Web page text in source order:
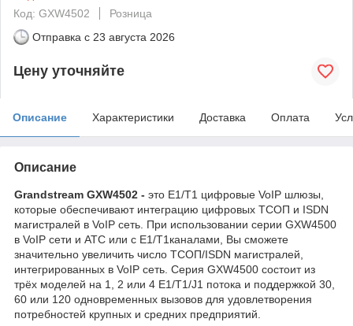
Код: GXW4502
Розница
Отправка с 23 августа 2026
Цену уточняйте
Описание Характеристики Доставка Оплата
Описание
Grandstream GXW4502 - это E1/T1 цифровые VoIP шлюзы,
которые обеспечивают интеграцию цифровых ТСОП и ISDN
магистралей в VoIP сеть. При использовании серии GXW4500
в VoIP сети и АТС или с E1/T1каналами, Вы сможете
значительно увеличить число ТСОП/ISDN магистралей,
интегрированных в VoIP сеть. Серия GXW4500 состоит из
трёх моделей на 1, 2 или 4 E1/T1/J1 потока и поддержкой 30,
60 или 120 одновременных вызовов для удовлетворения
потребностей крупных и средних предприятий.